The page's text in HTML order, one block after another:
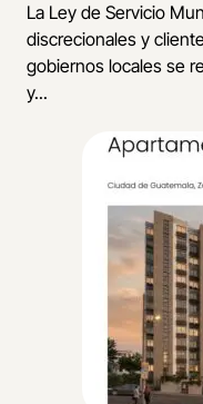
La Ley de Servicio
discrecionales y
gobiernos locales se
y...